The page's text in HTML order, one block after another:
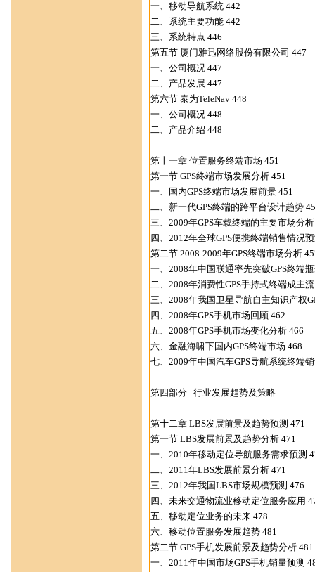
一、移动导航系统 442
二、系统主要功能 442
三、系统特点 446
第五节 厦门雅迅网络股份有限公司 447
一、公司概况 447
二、产品发展 447
第六节 泰为TeleNav 448
一、公司概况 448
二、产品介绍 448
第十一章 位置服务终端市场 451
第一节 GPS终端市场发展分析 451
一、国内GPS终端市场发展前景 451
二、新一代GPS终端的跨平台设计趋势
三、2009年GPS车载终端的主要市场分
四、2012年全球GPS便携终端销售情况
第二节 2008-2009年GPS终端市场分析
一、2008年中国联通率先突破GPS终端
二、2008年消费性GPS手持式终端成主
三、2008年我国卫星导航自主知识产权
四、2008年GPS手机市场回顾 462
五、2008年GPS手机市场变化分析 466
六、金融海啸下国内GPS终端市场 468
七、2009年中国汽车GPS导航系统终端
第四部分 行业发展趋势及策略
第十二章 LBS发展前景及趋势预测 471
第一节 LBS发展前景及趋势分析 471
一、2010年移动定位导航服务需求预测
二、2011年LBS发展前景分析 471
三、2012年我国LBS市场规模预测 476
四、未来交通物流业移动定位服务应用
五、移动定位业务的未来 478
六、移动位置服务发展趋势 481
第二节 GPS手机发展前景及趋势分析 481
一、2011年中国市场GPS手机销量预测